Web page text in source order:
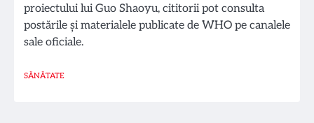
proiectului lui Guo Shaoyu, cititorii pot consulta
postările și materialele publicate de WHO pe canalele
sale oficiale.
SĂNĂTATE